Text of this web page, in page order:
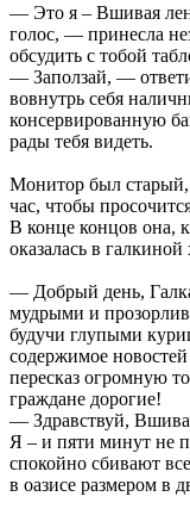
— Это я – Вшивая
голос, — принесла
обсудить с тобой
— Заползай, —
вовнутрь себя
консервированную
рады тебя видеть.
Монитор был
час, чтобы
В конце концов она,
оказалась в галкиной
— Добрый день,
мудрыми и
будучи глупыми
содержимое
пересказ огромную
граждане дорогие!
— Здравствуй,
Я – и пяти минут не
спокойно сбивают
в оазисе размером в